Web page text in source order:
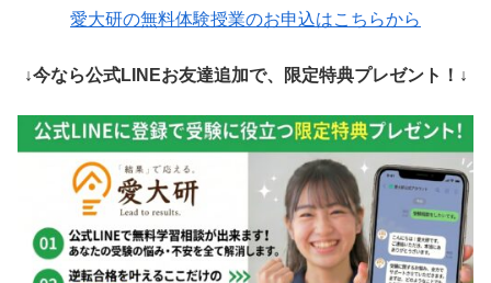
愛大研の無料体験授業のお申込はこちらから
↓今なら公式LINEお友達追加で、限定特典プレゼント！↓